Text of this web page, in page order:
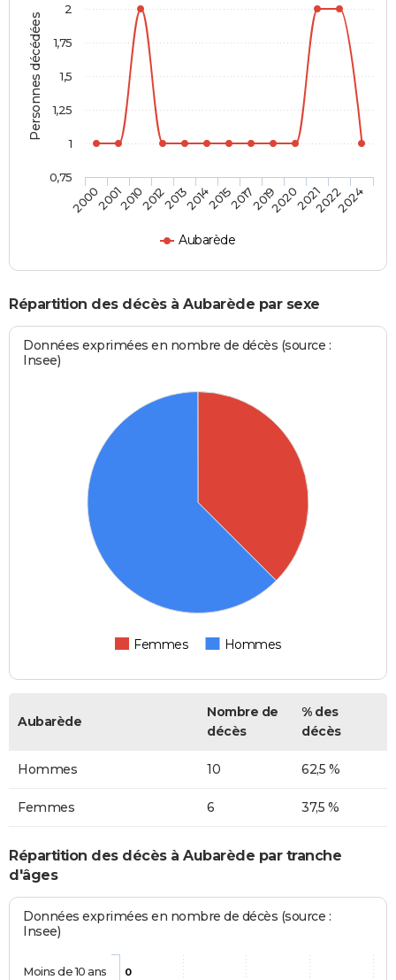
Personnes décédées
Aubarède
2000200120102012201320142015201720192020202120222024
0,75
1
1,25
1,5
1,75
2
Répartition des décès à Aubarède par sexe
Données exprimées en nombre de décès (source :
Insee)
Femmes Hommes
Aubarède
Nombre de
décès
% des
décès
Hommes 10 62,5 %
Femmes 6 37,5 %
Répartition des décès à Aubarède par tranche
d'âges
Données exprimées en nombre de décès (source :
Insee)
0
Moins de 10 ans